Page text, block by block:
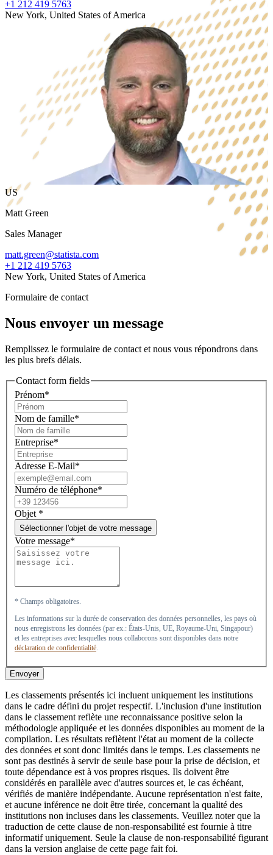
+1 212 419 5763
New York, United States of America
US
Matt Green
Sales Manager
matt.green@statista.com
+1 212 419 5763
New York, United States of America
Formulaire de contact
Nous envoyer un message
Remplissez le formulaire de contact et nous vous répondrons dans
les plus brefs délais.
Contact form fields
Prénom*
Nom de famille*
Entreprise*
Adresse E-Mail*
Numéro de téléphone*
Objet *
Sélectionner l'objet de votre message
Votre message*
* Champs obligatoires.
Les informations sur la durée de conservation des données personnelles, les pays où
nous enregistrons les données (par ex.: États-Unis, UE, Royaume-Uni, Singapour)
et les entreprises avec lesquelles nous collaborons sont disponibles dans notre
déclaration de confidentialité.
Envoyer
Les classements présentés ici incluent uniquement les institutions
dans le cadre défini du projet respectif. L'inclusion d'une institution
dans le classement reflète une reconnaissance positive selon la
méthodologie appliquée et les données disponibles au moment de la
compilation. Les résultats reflètent l'état au moment de la collecte
des données et sont donc limités dans le temps. Les classements ne
sont pas destinés à servir de seule base pour la prise de décision, et
toute dépendance est à vos propres risques. Ils doivent être
considérés en parallèle avec d'autres sources et, le cas échéant,
vérifiés de manière indépendante. Aucune représentation n'est faite,
et aucune inférence ne doit être tirée, concernant la qualité des
institutions non incluses dans les classements. Veuillez noter que la
traduction de cette clause de non-responsabilité est fournie à titre
informatif uniquement. Seule la clause de non-responsabilité figurant
dans la version anglaise de cette page fait foi.